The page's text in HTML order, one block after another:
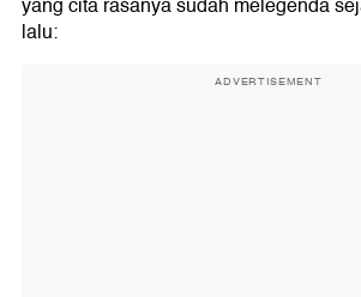
lalu:
ADVERTISEMENT